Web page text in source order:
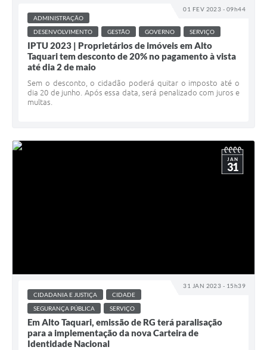
01 FEV 2023 - 09h44
ADMINISTRAÇÃO
DESENVOLVIMENTO
GESTÃO GOVERNO SERVIÇO
IPTU 2023 | Proprietários de imóveis em Alto
Taquari tem desconto de 20% no pagamento à vista
até dia 2 de maio
Sem o desconto, o cidadão poderá quitar o imposto até o
dia 20 de junho. Após essa data, será penalizado com juros e
multas.
31 JAN 2023 - 15h39
JAN
31
CIDADANIA E JUSTIÇA
CIDADE
SEGURANÇA PÚBLICA
SERVIÇO
Em Alto Taquari, emissão de RG terá paralisação
para a implementação da nova Carteira de
Identidade Nacional